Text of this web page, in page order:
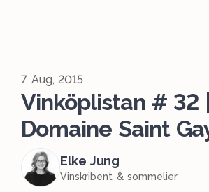
7 Aug, 2015
Vinköplistan # 32
Domaine Saint
Elke Jung
Vinskribent & sommelier